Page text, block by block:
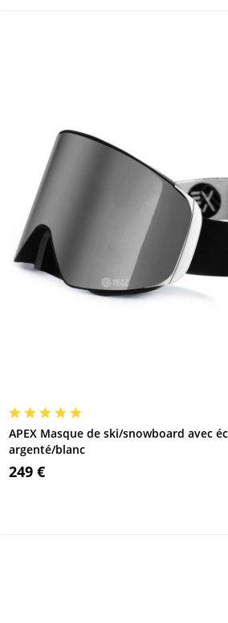
APEX Masque de ski/snowboard avec
argenté/blanc
249 €